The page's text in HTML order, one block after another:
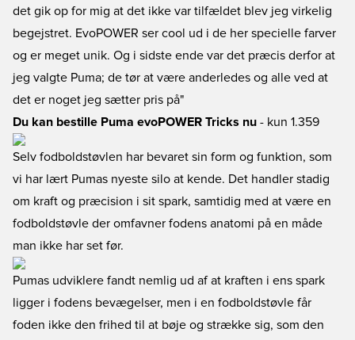
det gik op for mig at det ikke var tilfældet blev jeg virkelig
begejstret. EvoPOWER ser cool ud i de her specielle farver
og er meget unik. Og i sidste ende var det præcis derfor at
jeg valgte Puma; de tør at være anderledes og alle ved at
det er noget jeg sætter pris på"
Du kan bestille Puma evoPOWER Tricks nu - kun 1.359
Selv fodboldstøvlen har bevaret sin form og funktion, som
vi har lært Pumas nyeste silo at kende. Det handler stadig
om kraft og præcision i sit spark, samtidig med at være en
fodboldstøvle der omfavner fodens anatomi på en måde
man ikke har set før.
Pumas udviklere fandt nemlig ud af at kraften i ens spark
ligger i fodens bevægelser, men i en fodboldstøvle får
foden ikke den frihed til at bøje og strække sig, som den